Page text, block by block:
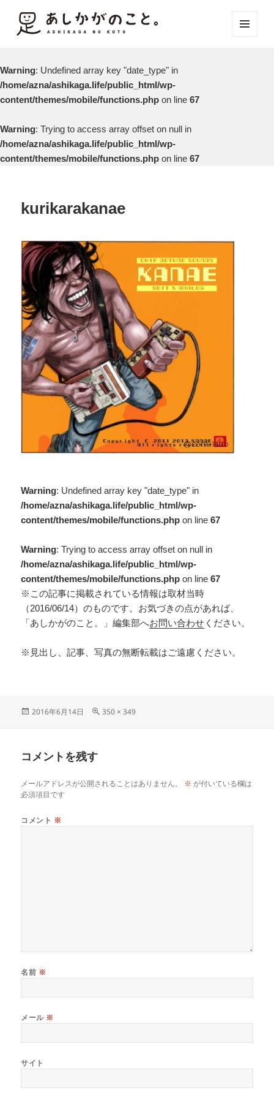
Warning: Undefined array key "date_type" in
/home/azna/ashikaga.life/public_html/wp-
content/themes/mobile/functions.php on line 67
Warning: Trying to access array offset on null in
/home/azna/ashikaga.life/public_html/wp-
content/themes/mobile/functions.php on line 67
kurikarakanae
Warning: Undefined array key "date_type" in
/home/azna/ashikaga.life/public_html/wp-
content/themes/mobile/functions.php on line67
Warning: Trying to access array offset on null in
/home/azna/ashikaga.life/public_html/wp-
content/themes/mobile/functions.php on line67
※この記事に掲載されている情報は取材当時
（2016/06/14）のものです。お気づきの点があれば、
「あしかがのこと。」編集部へお問い合わせ ください。
※見出し、記事、写真の無断転載はご遠慮ください。
2016年6月14日 350 × 349
コメントを残す
メールアドレスが公開されることはありません。 ※ が付いている欄は
必須項目です
コメント ※
名前 ※
メール ※
サイト